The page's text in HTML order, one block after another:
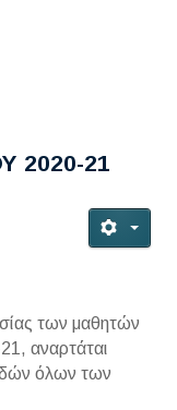
2020-21
των μαθητών
αναρτάται
όλων των